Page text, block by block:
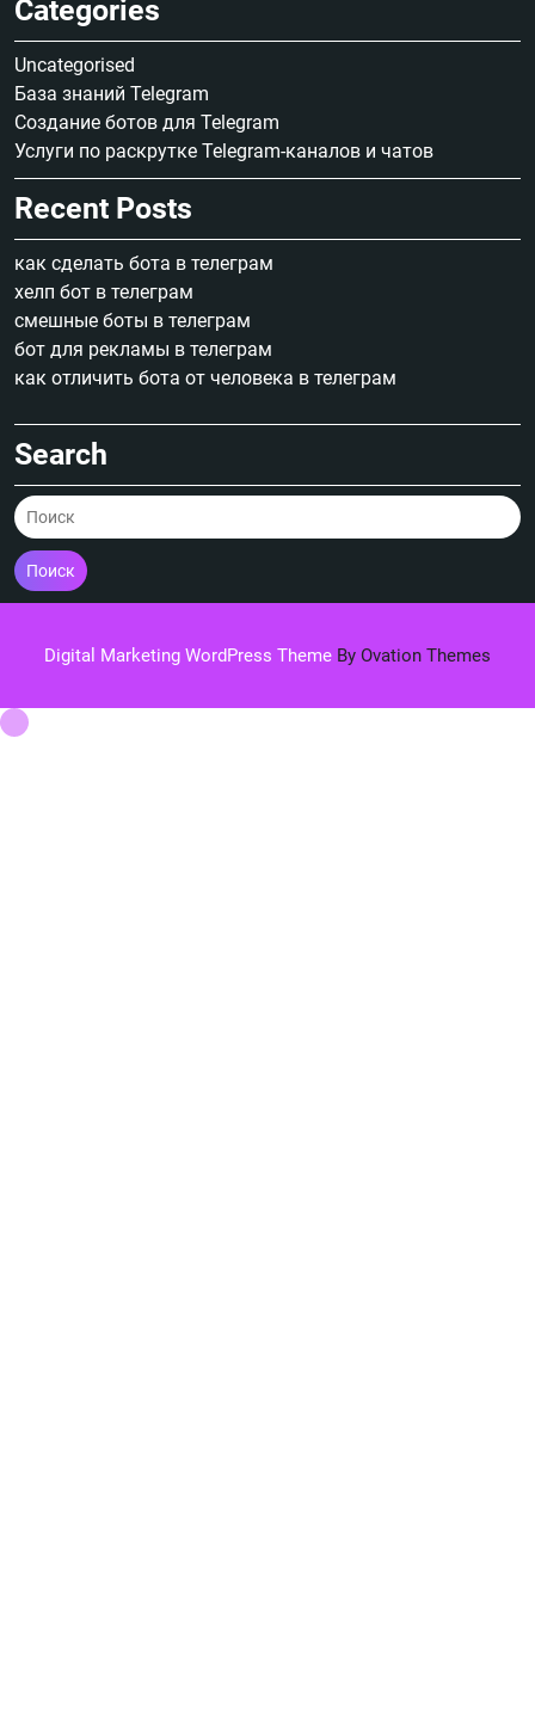
Categories
Uncategorised
База знаний Telegram
Создание ботов для Telegram
Услуги по раскрутке Telegram-каналов и чатов
Recent Posts
как сделать бота в телеграм
хелп бот в телеграм
смешные боты в телеграм
бот для рекламы в телеграм
как отличить бота от человека в телеграм
Search
Поиск
Digital Marketing WordPress Theme By Ovation Themes